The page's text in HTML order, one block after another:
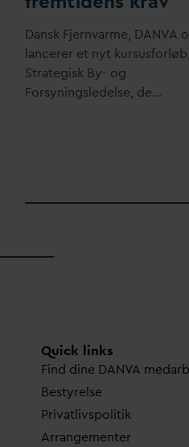
Dansk Fjernvarme, DANVA
lancerer et nyt
Strategisk By- og
Forsyningsledelse, de…
Quick links
Find dine DANVA med
Bestyrelse
Privatlivspolitik
Arrangementer